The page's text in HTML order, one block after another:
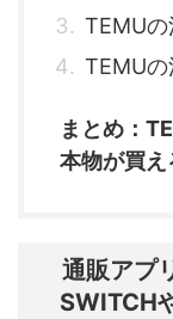
TEMU
TEMU
まとめ：
本物が買え
通販アプ
SWITCH